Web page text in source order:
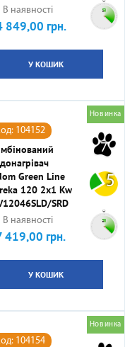
В наявності
849,00 грн.
У КОШИК
Новинка
7
5
104152
Green Line
120 2x1 Kw
SRD
В наявності
419,00 грн.
У КОШИК
Новинка
104154